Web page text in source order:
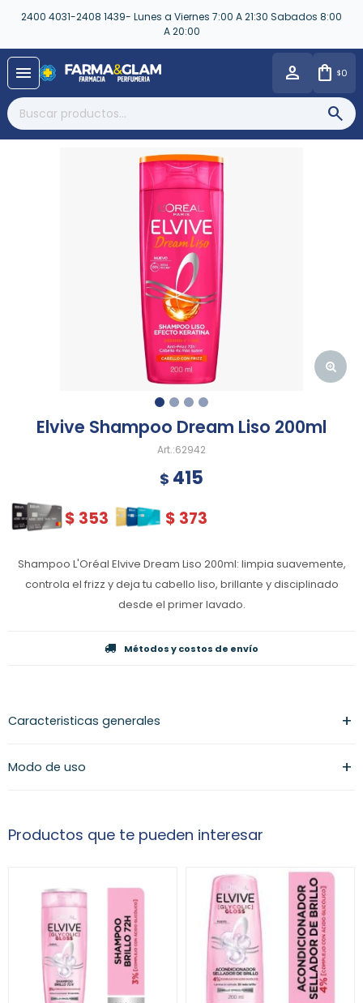
2400 4031-2408 1439- Lunes a Viernes 7:00 A 21:30 Sabados 8:00
A 20:00
menu $0
Elvive Shampoo Dream Liso 200ml
62942
$ 415
$ 353 $ 373
Shampoo L'Oréal Elvive Dream Liso 200ml: limpia suavemente,
controla el frizz y deja tu cabello liso, brillante y disciplinado
desde el primer lavado.
Métodos y costos de envío
Caracteristicas generales
Modo de uso
Productos que te pueden interesar